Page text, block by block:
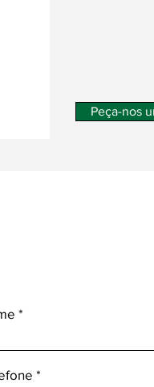
Peça-nos